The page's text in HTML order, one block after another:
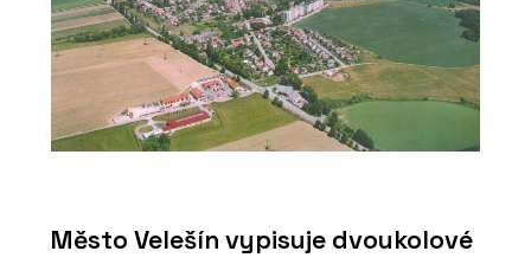
Město Velešín vypisuje dvoukolové